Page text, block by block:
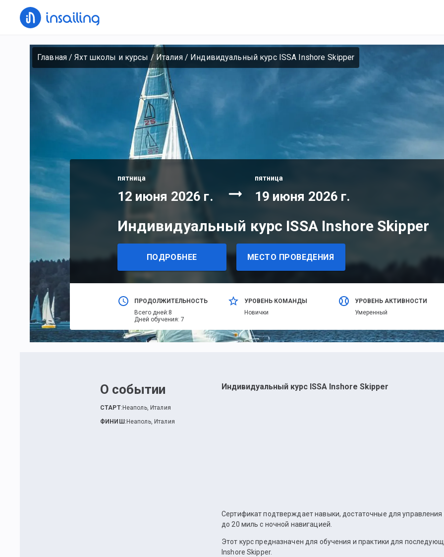
Главная/Яхт школы и курсы /Италия/ Индивидуальный курс ISSA Inshore Skipper
пятница
12 июня 2026 г.
пятница
19 июня 2026 г.
Индивидуальный курс ISSA Inshore Skipper
ПОДРОБНЕЕ МЕСТО ПРОВЕДЕНИЯ
ПРОДОЛЖИТЕЛЬНОСТЬ
Всего дней:8
Дней обучения: 7
УРОВЕНЬ КОМАНДЫ
Новички
УРОВЕНЬ АКТИВНОСТИ
Умеренный
О событии
СТАРТ: Неаполь, Италия
ФИНИШ : Неаполь, Италия
Индивидуальный курс ISSA Inshore Skipper
Сертификат подтверждает навыки, достаточные для управления
до 20 миль с ночной навигацией.
Этот курс предназначен для обучения и практики для
Inshore Skipper.